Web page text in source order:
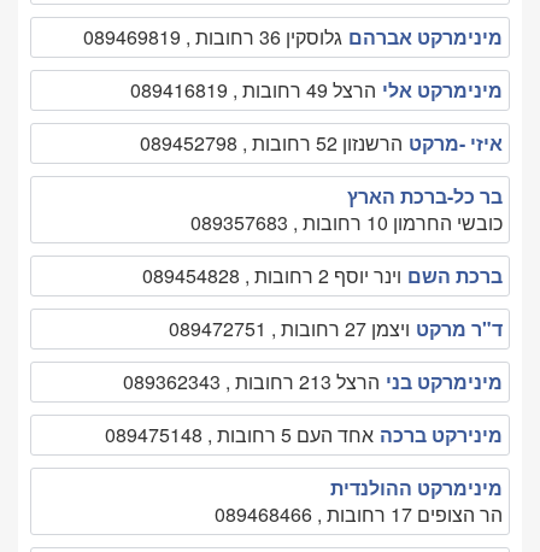
מינימרקט אברהם גלוסקין 36 רחובות , 089469819
מינימרקט אלי הרצל 49 רחובות , 089416819
איזי -מרקט הרשנזון 52 רחובות , 089452798
בר כל-ברכת הארץ
כובשי החרמון 10 רחובות , 089357683
ברכת השם וינר יוסף 2 רחובות , 089454828
ד"ר מרקט ויצמן 27 רחובות , 089472751
מינימרקט בני הרצל 213 רחובות , 089362343
מינירקט ברכה אחד העם 5 רחובות , 089475148
מינימרקט ההולנדית
הר הצופים 17 רחובות , 089468466